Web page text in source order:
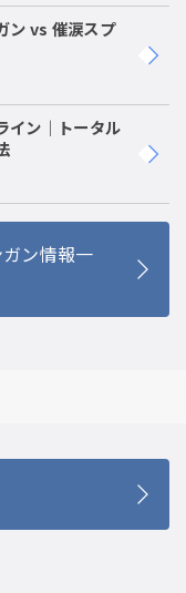
ン vs 催涙スプ
イン｜トータル
ン情報一